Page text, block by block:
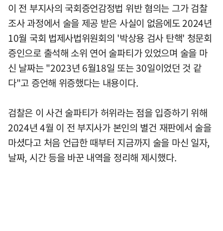
이 전 부지사의 국회증언감정법 위반 혐의는 그가 검찰
조사 과정에서 술을 제공 받은 사실이 없음에도 2024년
10월 국회 법제사법위원회의 '박상용 검사 탄핵' 청문회
증인으로 출석해 소위 연어 술파티가 있었으며 술을 마
신 날짜는 "2023년 6월18일 또는 30일이었던 것 같
다"고 증언해 위증했다는 내용이다.
검찰은 이 사건 술파티가 허위라는 점을 입증하기 위해
2024년 4월 이 전 부지사가 본인의 별건 재판에서 술을
마셨다고 처음 언급한 때부터 지금까지 술을 마신 일자,
날짜, 시간 등을 바꾼 내역을 정리해 제시했다.